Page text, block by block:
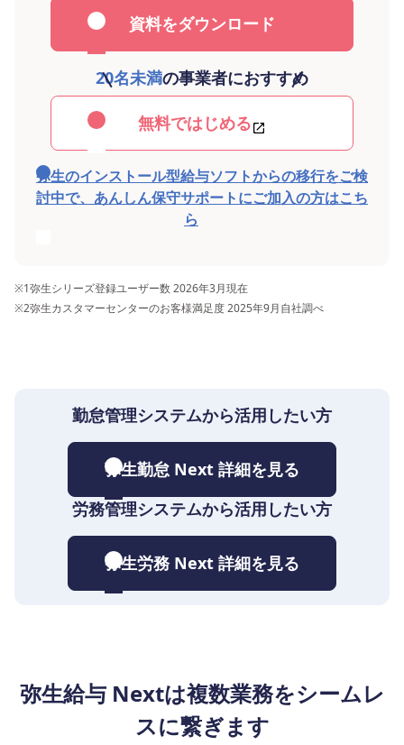
資料をダウンロード
20名未満の事業者におすすめ
無料ではじめる
弥生のインストール型給与ソフトからの移行をご検
討中で、あんしん保守サポートにご加入の方はこち
ら
※1弥生シリーズ登録ユーザー数 2026年3月現在
※2弥生カスタマーセンターのお客様満足度 2025年9月自社調べ
勤怠管理システムから活用したい方
弥生勤怠 Next 詳細を見る
労務管理システムから活用したい方
弥生労務 Next 詳細を見る
弥生給与 Nextは複数業務をシームレ
スに繋ぎます